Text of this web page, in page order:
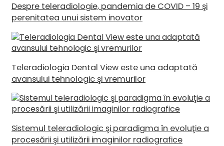
Despre teleradiologie, pandemia de COVID – 19 şi
perenitatea unui sistem inovator
Teleradiologia Dental View este una adaptată
avansului tehnologic şi vremurilor
Sistemul teleradiologic şi paradigma în evoluţie a
procesării şi utilizării imaginilor radiografice